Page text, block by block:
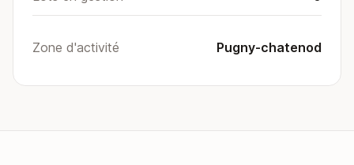
Zone d'activité Pugny-chatenod